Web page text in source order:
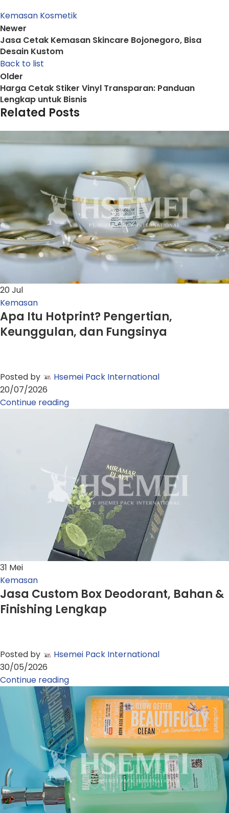
Kemasan Kosmetik
Newer
Jasa Cetak Kemasan Skincare Bojonegoro, Bisa
Desain Kustom
Back to list
Older
Harga Cetak Stiker Vinyl Transparan: Panduan
Lengkap untuk Bisnis
Related Posts
20Jul
Kemasan
Apa Itu Hotprint? Pengertian,
Keunggulan, dan Fungsinya
Posted by
Hsemei Pack International
20/07/2026
Continue reading
31 Mei
Kemasan
Jasa Custom Box Deodorant, Bahan &
Finishing Lengkap
Posted by
Hsemei Pack International
30/05/2026
Continue reading